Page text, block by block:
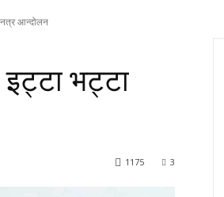
नत्र आन्दोलन
भट्टा
3
1175